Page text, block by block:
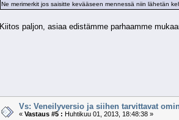
Ne merimerkit jos saisitte kevääseen mennessä niin lähetän
Kiitos paljon, asiaa edistämme parhaamme
Vs: Veneilyversio ja siihen tarvittavat
«Vastaus #5 : Huhtikuu 01, 2013, 18:48:38 »